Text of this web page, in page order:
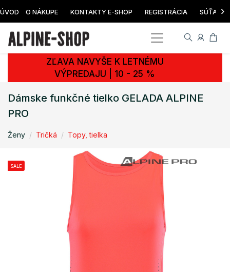
ÚVOD O NÁKUPE KONTAKTY E-SHOP REGISTRÁCIA SÚŤAŽ ›
ZĽAVA NAVYŠE K LETNÉMU
VÝPREDAJU | 10 - 25 %
Dámske funkčné tielko GELADA ALPINE
PRO
Ženy Tričká Topy, tielka
SALE